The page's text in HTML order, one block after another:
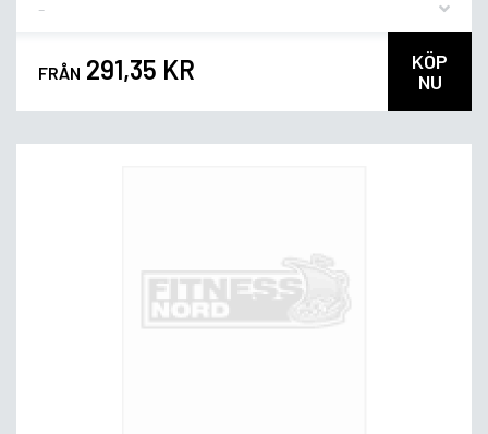
FRÅN 291,35 KR
KÖP
NU